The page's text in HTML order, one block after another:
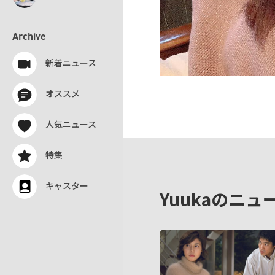
Archive
新着ニュース
オススメ
人気ニュース
特集
キャスター
Yuukaのニュ